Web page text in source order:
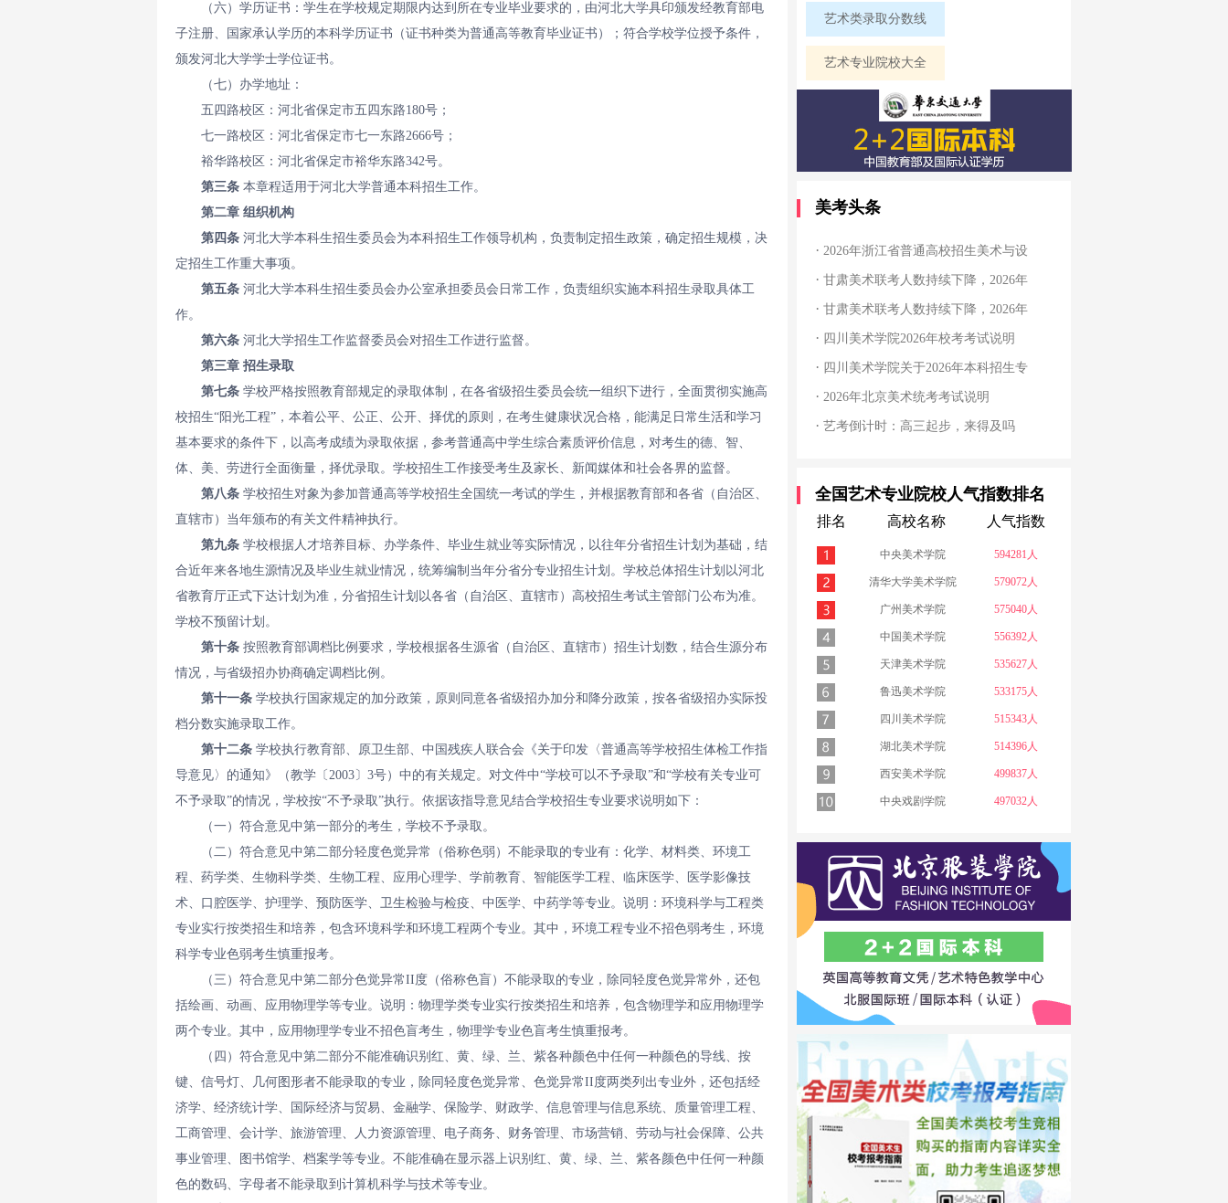
（六）学历证书：学生在学校规定期限内达到所在专业毕业要求的，由河北大学具印颁发经教育部电
子注册、国家承认学历的本科学历证书（证书种类为普通高等教育毕业证书）；符合学校学位授予条件，
颁发河北大学学士学位证书。
（七）办学地址：
五四路校区：河北省保定市五四东路180号；
七一路校区：河北省保定市七一东路2666号；
裕华路校区：河北省保定市裕华东路342号。
第三条 本章程适用于河北大学普通本科招生工作。
第二章 组织机构
第四条 河北大学本科生招生委员会为本科招生工作领导机构，负责制定招生政策，确定招生规模，决
定招生工作重大事项。
第五条 河北大学本科生招生委员会办公室承担委员会日常工作，负责组织实施本科招生录取具体工
作。
第六条 河北大学招生工作监督委员会对招生工作进行监督。
第三章 招生录取
第七条 学校严格按照教育部规定的录取体制，在各省级招生委员会统一组织下进行，全面贯彻实施高
校招生“阳光工程”，本着公平、公正、公开、择优的原则，在考生健康状况合格，能满足日常生活和学习
基本要求的条件下，以高考成绩为录取依据，参考普通高中学生综合素质评价信息，对考生的德、智、
体、美、劳进行全面衡量，择优录取。学校招生工作接受考生及家长、新闻媒体和社会各界的监督。
第八条 学校招生对象为参加普通高等学校招生全国统一考试的学生，并根据教育部和各省（自治区、
直辖市）当年颁布的有关文件精神执行。
第九条 学校根据人才培养目标、办学条件、毕业生就业等实际情况，以往年分省招生计划为基础，结
合近年来各地生源情况及毕业生就业情况，统筹编制当年分省分专业招生计划。学校总体招生计划以河北
省教育厅正式下达计划为准，分省招生计划以各省（自治区、直辖市）高校招生考试主管部门公布为准。
学校不预留计划。
第十条 按照教育部调档比例要求，学校根据各生源省（自治区、直辖市）招生计划数，结合生源分布
情况，与省级招办协商确定调档比例。
第十一条 学校执行国家规定的加分政策，原则同意各省级招办加分和降分政策，按各省级招办实际投
档分数实施录取工作。
第十二条 学校执行教育部、原卫生部、中国残疾人联合会《关于印发〈普通高等学校招生体检工作指
导意见〉的通知》（教学〔2003〕3号）中的有关规定。对文件中“学校可以不予录取”和“学校有关专业可
不予录取”的情况，学校按“不予录取”执行。依据该指导意见结合学校招生专业要求说明如下：
（一）符合意见中第一部分的考生，学校不予录取。
（二）符合意见中第二部分轻度色觉异常（俗称色弱）不能录取的专业有：化学、材料类、环境工
程、药学类、生物科学类、生物工程、应用心理学、学前教育、智能医学工程、临床医学、医学影像技
术、口腔医学、护理学、预防医学、卫生检验与检疫、中医学、中药学等专业。说明：环境科学与工程类
专业实行按类招生和培养，包含环境科学和环境工程两个专业。其中，环境工程专业不招色弱考生，环境
科学专业色弱考生慎重报考。
（三）符合意见中第二部分色觉异常II度（俗称色盲）不能录取的专业，除同轻度色觉异常外，还包
括绘画、动画、应用物理学等专业。说明：物理学类专业实行按类招生和培养，包含物理学和应用物理学
两个专业。其中，应用物理学专业不招色盲考生，物理学专业色盲考生慎重报考。
（四）符合意见中第二部分不能准确识别红、黄、绿、兰、紫各种颜色中任何一种颜色的导线、按
键、信号灯、几何图形者不能录取的专业，除同轻度色觉异常、色觉异常II度两类列出专业外，还包括经
济学、经济统计学、国际经济与贸易、金融学、保险学、财政学、信息管理与信息系统、质量管理工程、
工商管理、会计学、旅游管理、人力资源管理、电子商务、财务管理、市场营销、劳动与社会保障、公共
事业管理、图书馆学、档案学等专业。不能准确在显示器上识别红、黄、绿、兰、紫各颜色中任何一种颜
色的数码、字母者不能录取到计算机科学与技术等专业。
艺术类录取分数线
艺术专业院校大全
美考头条
2026年浙江省普通高校招生美术与设
甘肃美术联考人数持续下降，2026年
甘肃美术联考人数持续下降，2026年
四川美术学院2026年校考考试说明
四川美术学院关于2026年本科招生专
2026年北京美术统考考试说明
艺考倒计时：高三起步，来得及吗
全国艺术专业院校人气指数排名
排名 高校名称 人气指数
中央美术学院 594281人
清华大学美术学院 579072人
广州美术学院 575040人
中国美术学院 556392人
天津美术学院 535627人
鲁迅美术学院 533175人
四川美术学院 515343人
湖北美术学院 514396人
西安美术学院 499837人
中央戏剧学院 497032人